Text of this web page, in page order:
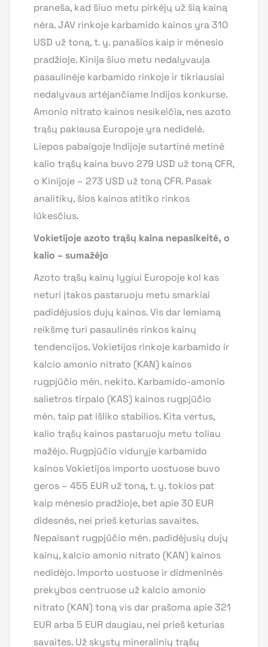
praneša, kad šiuo metu pirkėjų už šią kainą
nėra. JAV rinkoje karbamido kainos yra 310
USD už toną, t. y. panašios kaip ir mėnesio
pradžioje. Kinija šiuo metu nedalyvauja
pasaulinėje karbamido rinkoje ir tikriausiai
nedalyvaus artėjančiame Indijos konkurse.
Amonio nitrato kainos nesikeičia, nes azoto
trąšų paklausa Europoje yra nedidelė.
Liepos pabaigoje Indijoje sutartinė metinė
kalio trąšų kaina buvo 279 USD už toną CFR,
o Kinijoje – 273 USD už toną CFR. Pasak
analitikų, šios kainos atitiko rinkos
lūkesčius.
Vokietijoje azoto trąšų kaina nepasikeitė, o
kalio – sumažėjo
Azoto trąšų kainų lygiui Europoje kol kas
neturi įtakos pastaruoju metu smarkiai
padidėjusios dujų kainos. Vis dar lemiamą
reikšmę turi pasaulinės rinkos kainų
tendencijos. Vokietijos rinkoje karbamido ir
kalcio amonio nitrato (KAN) kainos
rugpjūčio mėn. nekito. Karbamido-amonio
salietros tirpalo (KAS) kainos rugpjūčio
mėn. taip pat išliko stabilios. Kita vertus,
kalio trąšų kainos pastaruoju metu toliau
mažėjo. Rugpjūčio viduryje karbamido
kainos Vokietijos importo uostuose buvo
geros – 455 EUR už toną, t. y. tokios pat
kaip mėnesio pradžioje, bet apie 30 EUR
didesnės, nei prieš keturias savaites.
Nepaisant rugpjūčio mėn. padidėjusių dujų
kainų, kalcio amonio nitrato (KAN) kainos
nedidėjo. Importo uostuose ir didmeninės
prekybos centruose už kalcio amonio
nitrato (KAN) toną vis dar prašoma apie 321
EUR arba 5 EUR daugiau, nei prieš keturias
savaites. Už skystų mineralinių trąšų